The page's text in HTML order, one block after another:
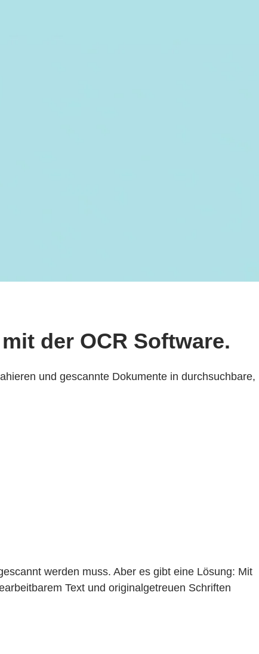
der OCR Software.
und gescannte Dokumente in durchsuchbare,
werden muss. Aber es gibt eine Lösung: Mit
Text und originalgetreuen Schriften